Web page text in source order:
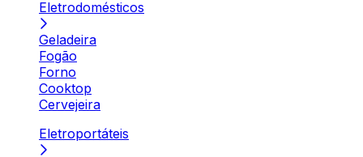
Eletrodomésticos
Geladeira
Fogão
Forno
Cooktop
Cervejeira
Eletroportáteis